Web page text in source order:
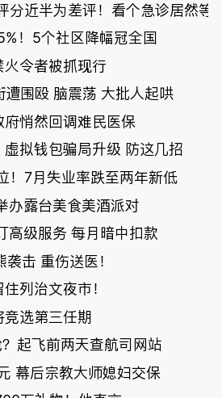
分近半为差评！看个急诊居然等
！5个社区降幅冠全国
令者被抓现行
遭围殴 脑震荡 大批人起哄
悄然回调难民医保
拟钱包骗局升级 防这几招
！7月失业率跌至两年新低
办露台美食美酒派对
高级服务 每月暗中扣款
击 重伤送医！
列治文夜市！
选第三任期
起飞前两天查航司网站
幕后宗教大师媳妇交保